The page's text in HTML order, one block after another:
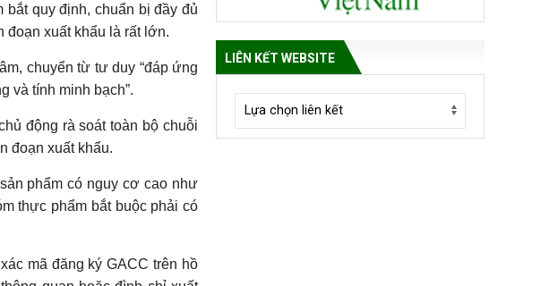
quy định, chuẩn bị đầy đủ
đoạn xuất khẩu là rất lớn.
chuyển từ tư duy “đáp ứng
và tính minh bạch”.
động rà soát toàn bộ chuỗi
đoạn xuất khẩu.
phẩm có nguy cơ cao như
thực phẩm bắt buộc phải có
mã đăng ký GACC trên hồ
LIÊN KẾT WEBSITE